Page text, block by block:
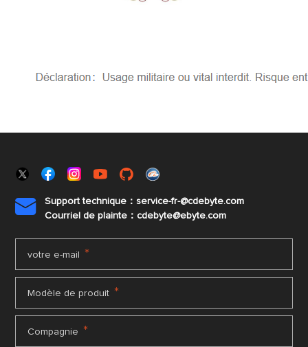

Support technique：service-fr-@cdebyte.com
Courriel de plainte：cdebyte@ebyte.com
votre e-mail *
Modèle de produit *
Compagnie *